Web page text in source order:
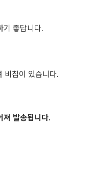
기 좋답니다.
비침이 있습니다.
져 발송됩니다.